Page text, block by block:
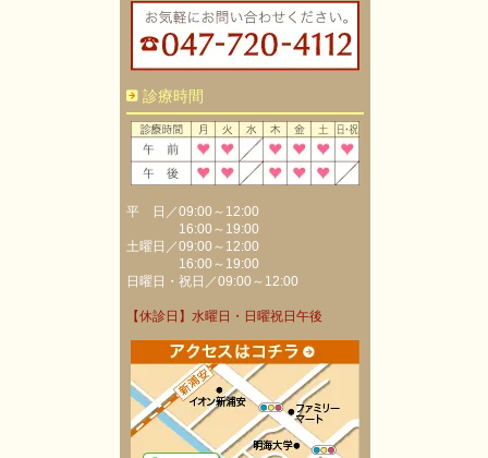
診療時間
平 日／09:00～12:00
16:00～19:00
土曜日／09:00～12:00
16:00～19:00
日曜日・祝日／09:00～12:00
【休診日】水曜日・日曜祝日午後